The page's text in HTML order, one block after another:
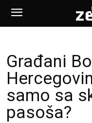
Građani
samo sa
pasoša?